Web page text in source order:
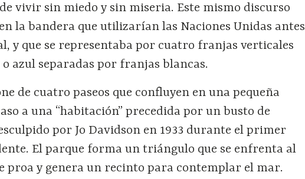
vivir sin miedo y sin miseria. Este mismo discurso
la bandera que utilizarían las Naciones Unidas antes
y que se representaba por cuatro franjas verticales
azul separadas por franjas blancas.
de cuatro paseos que confluyen en una pequeña
a una “habitación” precedida por un busto de
por Jo Davidson en 1933 durante el primer
El parque forma un triángulo que se enfrenta al
proa y genera un recinto para contemplar el mar.